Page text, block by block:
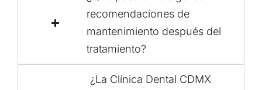
recomendaciones de
mantenimiento después del
tratamiento?
¿La Clínica Dental CDMX